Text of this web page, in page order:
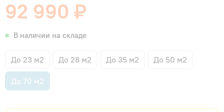
92 990 ₽
В наличии на складе
До 23 м2 До 28 м2 До 35 м2 До 50 м2
До 70 м2